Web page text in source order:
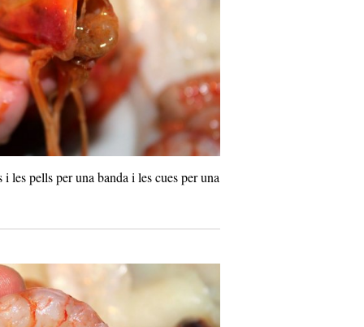
i les pells per una banda i les cues per una